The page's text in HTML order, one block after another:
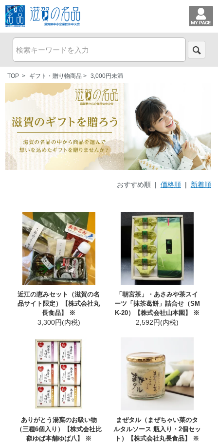
TOP > ギフト・贈り物商品 > 3,000円未満
おすすめ順 | 価格順| 新着順
近江の恵みセット（滋賀の名
品サイト限定）【株式会社丸
長食品】 ※
3,300円(内税)
「朝宮茶」・あさみや茶スイ
ーツ「抹茶葛餅」詰合せ（SM
K-20）【株式会社山本園】 ※
2,592円(内税)
ありがとう湯葉のお吸い物
（三種6個入り）【株式会社比
叡ゆば本舗ゆば八】 ※
まぜタル（まぜちゃい菜のタ
ルタルソース 瓶入り・2個セッ
ト）【株式会社丸長食品】 ※